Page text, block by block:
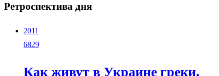
Ретроспектива дня
2011
6829
Как живут в Украине греки,